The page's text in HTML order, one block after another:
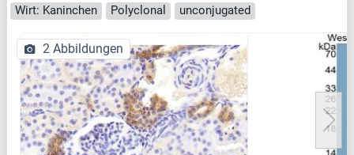
Wirt: Kaninchen
Polyclonal unconjugated
2 Abbildungen